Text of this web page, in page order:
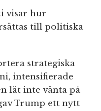
visar hur
till politiska
strategiska
intensifierade
lät inte vänta på
Trump ett nytt